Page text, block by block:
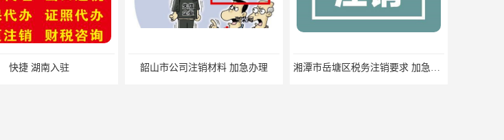
快捷 湖南入驻 韶山市公司注销材料 加急办理 湘潭市岳塘区税务注销要求 加急办理